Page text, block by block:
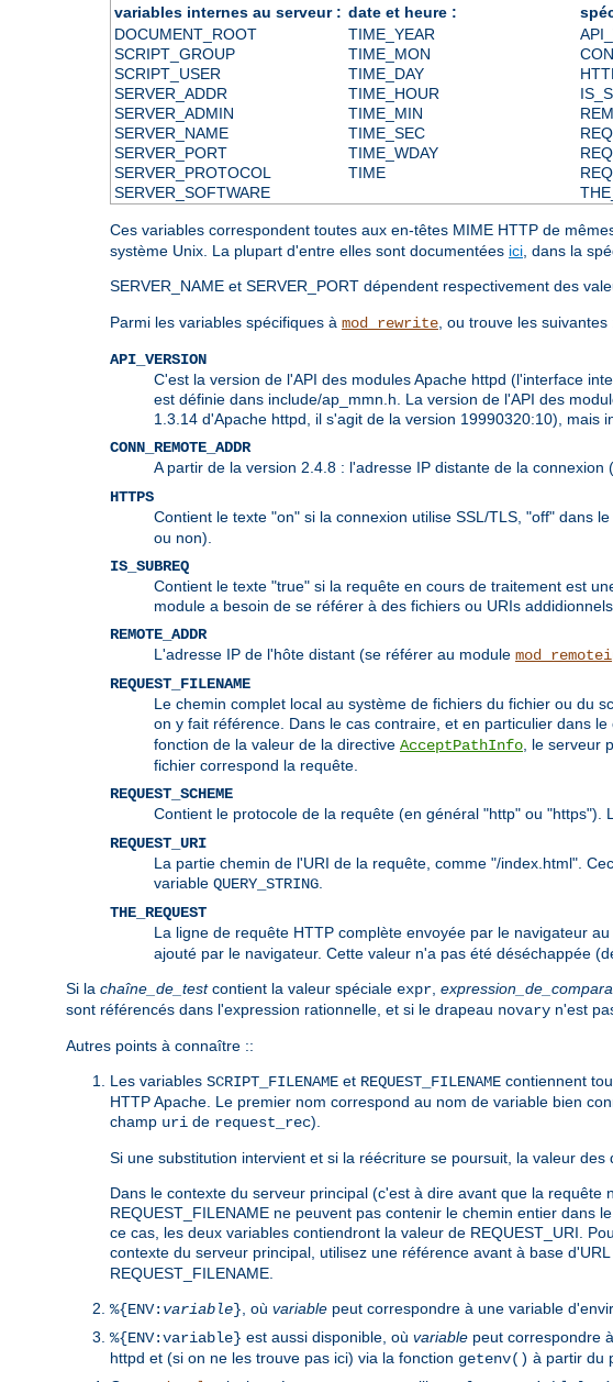
variables internes au serveur : date et heure :
DOCUMENT_ROOT
SCRIPT_GROUP
SCRIPT_USER
SERVER_ADDR
SERVER_ADMIN
SERVER_NAME
SERVER_PORT
SERVER_PROTOCOL
SERVER_SOFTWARE
TIME_YEAR
TIME_MON
TIME_DAY
TIME_HOUR
TIME_MIN
TIME_SEC
TIME_WDAY
TIME
Ces variables correspondent toutes aux en-têtes MIME HTTP de
système Unix. La plupart d'entre elles sont documentées ici , dans la
SERVER_NAME et SERVER_PORT dépendent respectivement des
Parmi les variables spécifiques à mod_rewrite , ou trouve les suivantes
API_VERSION
C'est la version de l'API des modules Apache httpd (l'interface
est définie dans include/ap_mmn.h. La version de l'API des
1.3.14 d'Apache httpd, il s'agit de la version 19990320:10), mais
CONN_REMOTE_ADDR
A partir de la version 2.4.8 : l'adresse IP distante de la connexion
HTTPS
Contient le texte "on" si la connexion utilise SSL/TLS, "off" dans
ou non).
IS_SUBREQ
Contient le texte "true" si la requête en cours de traitement est
module a besoin de se référer à des fichiers ou URIs
REMOTE_ADDR
L'adresse IP de l'hôte distant (se référer au module
REQUEST_FILENAME
Le chemin complet local au système de fichiers du fichier ou du
on y fait référence. Dans le cas contraire, et en particulier dans le
fonction de la valeur de la directive AcceptPathInfo , le serveur
fichier correspond la requête.
REQUEST_SCHEME
Contient le protocole de la requête (en général "http" ou "https").
REQUEST_URI
La partie chemin de l'URI de la requête, comme "/index.html".
variable QUERY_STRING
THE_REQUEST
La ligne de requête HTTP complète envoyée par le navigateur
ajouté par le navigateur. Cette valeur n'a pas été déséchappée
Si la chaîne_de_testcontient la valeur spéciale expr
sont référencés dans l'expression rationnelle, et si le drapeau novary n'est
Autres points à connaître ::
Les variables SCRIPT_FILENAME et REQUEST_FILENAME contiennent
HTTP Apache. Le premier nom correspond au nom de variable bien
champ uri de request_rec).
Si une substitution intervient et si la réécriture se poursuit, la valeur
Dans le contexte du serveur principal (c'est à dire avant que la
REQUEST_FILENAME ne peuvent pas contenir le chemin entier dans
ce cas, les deux variables contiendront la valeur de REQUEST_URI.
contexte du serveur principal, utilisez une référence avant à base d'URL
REQUEST_FILENAME.
%{ENV: variable} , où variable peut correspondre à une variable
%{ENV:variable} est aussi disponible, où variable peut correspondre
httpd et (si on ne les trouve pas ici) via la fonction getenv() à partir du